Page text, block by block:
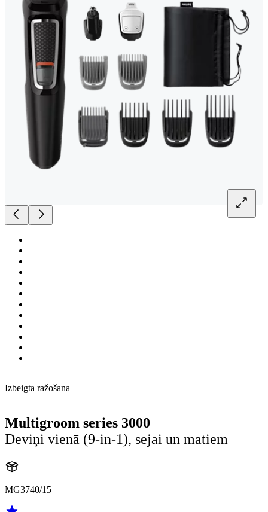
Izbeigta ražošana
Multigroom series 3000
Deviņi vienā (9-in-1), sejai un matiem
MG3740/15